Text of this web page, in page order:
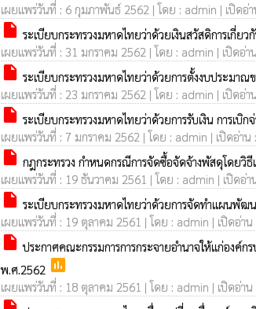
เผยแพร่วันที่ : 6 กุมภาพันธ์ 2562 | โดย : admin | เปิดอ่
insert_drive_file ระเบียบกระทรวงมหาดไทยว่าด้วยเงินสวัสดิการเกี่
เผยแพร่วันที่ : 31 มกราคม 2562 | โดย : admin | เปิดอ่า
insert_drive_file ระเบียบกระทรวงมหาดไทยว่าด้วยการตั้งงบประมา
เผยแพร่วันที่ : 23 มกราคม 2562 | โดย : admin | เปิดอ่า
insert_drive_file ระเบียบกระทรวงมหาดไทยว่าด้วยการรับเงิน การเบิ
เผยแพร่วันที่ : 7 มกราคม 2562 | โดย : admin | เปิดอ่าน
insert_drive_file กฎกระทรวง กำหนดกรณีการจัดซื้อจัดจ้างพัสดุโดยวิ
เผยแพร่วันที่ : 19 ธันวาคม 2561 | โดย : admin | เปิดอ่า
insert_drive_file ระเบียบกระทรวงมหาดไทยว่าด้วยการจัดทำแผนพั
เผยแพร่วันที่ : 19 ตุลาคม 2561 | โดย : admin | เปิดอ่า
insert_drive_file ประกาศคณะกรรมการการกระจายอำนาจให้แก่องค์
พ.ศ.2562 poll
เผยแพร่วันที่ : 18 ตุลาคม 2561 | โดย : admin | เปิดอ่า